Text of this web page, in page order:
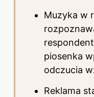
Muzyka w
piosenka
odczucia
Reklama